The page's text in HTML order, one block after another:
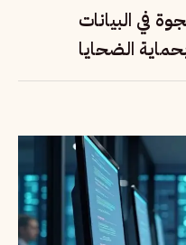
في البيانات
الضحايا